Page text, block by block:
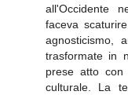
all'Occidente
faceva
agnosticismo,
trasformate in
prese atto con
culturale. La